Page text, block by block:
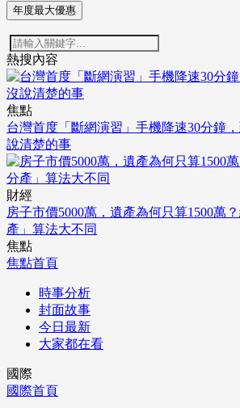
年度最大優惠
熱搜內容
焦點
台灣首度「斷網演習」手機降速30分鐘
說清楚的事
財經
房子市價5000萬，遺產為何只算1500萬
產」算法大不同
焦點
焦點首頁
時事分析
封面故事
今日最新
大家都在看
國際
國際首頁